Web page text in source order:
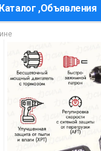
Каталог ,Объявления